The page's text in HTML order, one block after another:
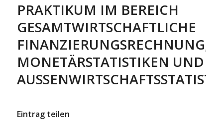
PRAKTIKUM IM BEREICH
GESAMTWIRTSCHAFTLICHE
FINANZIERUNGSRECHNUNG,
MONETÄRSTATISTIKEN UND
Eintrag teilen